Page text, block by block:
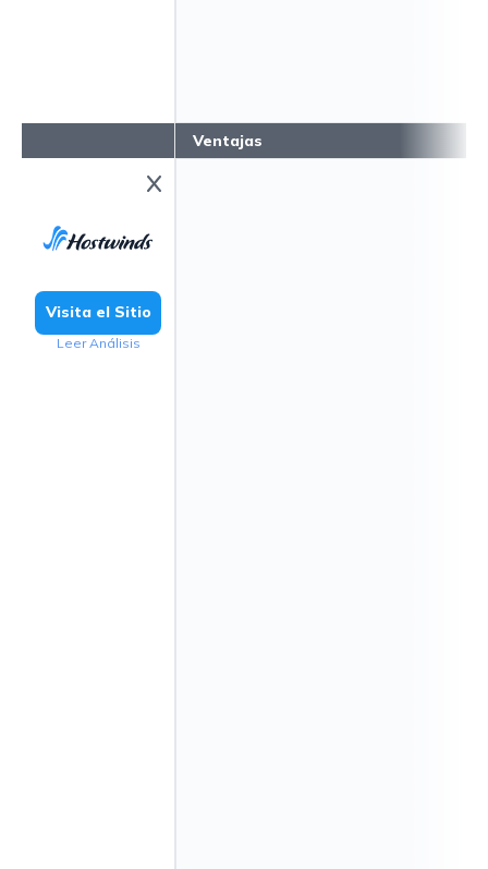
Visita el Sitio
Leer Análisis
Ventajas